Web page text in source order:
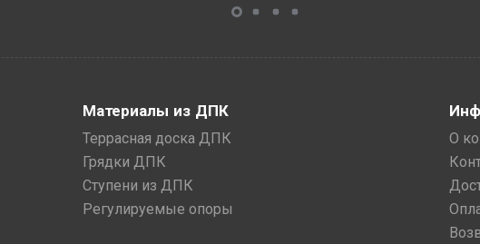
Материалы из ДПК
Террасная доска ДПК
Грядки ДПК
Ступени из ДПК
Регулируемые опоры
О